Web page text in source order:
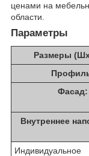
ценами на
области.
Параметры
Размеры
Фасад:
Внутреннее
Индивидуальное